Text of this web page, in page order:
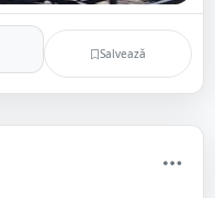
Salvează